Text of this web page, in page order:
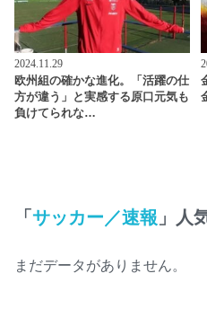
2024.11.29
欧州組の確かな進化。「活躍の仕
方が違う」と実感する原口元気も
負けてられな…
「サッカー／速報 」人
まだデータがありません。